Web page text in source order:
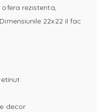
rezistenta,
22x22 il fac
decor